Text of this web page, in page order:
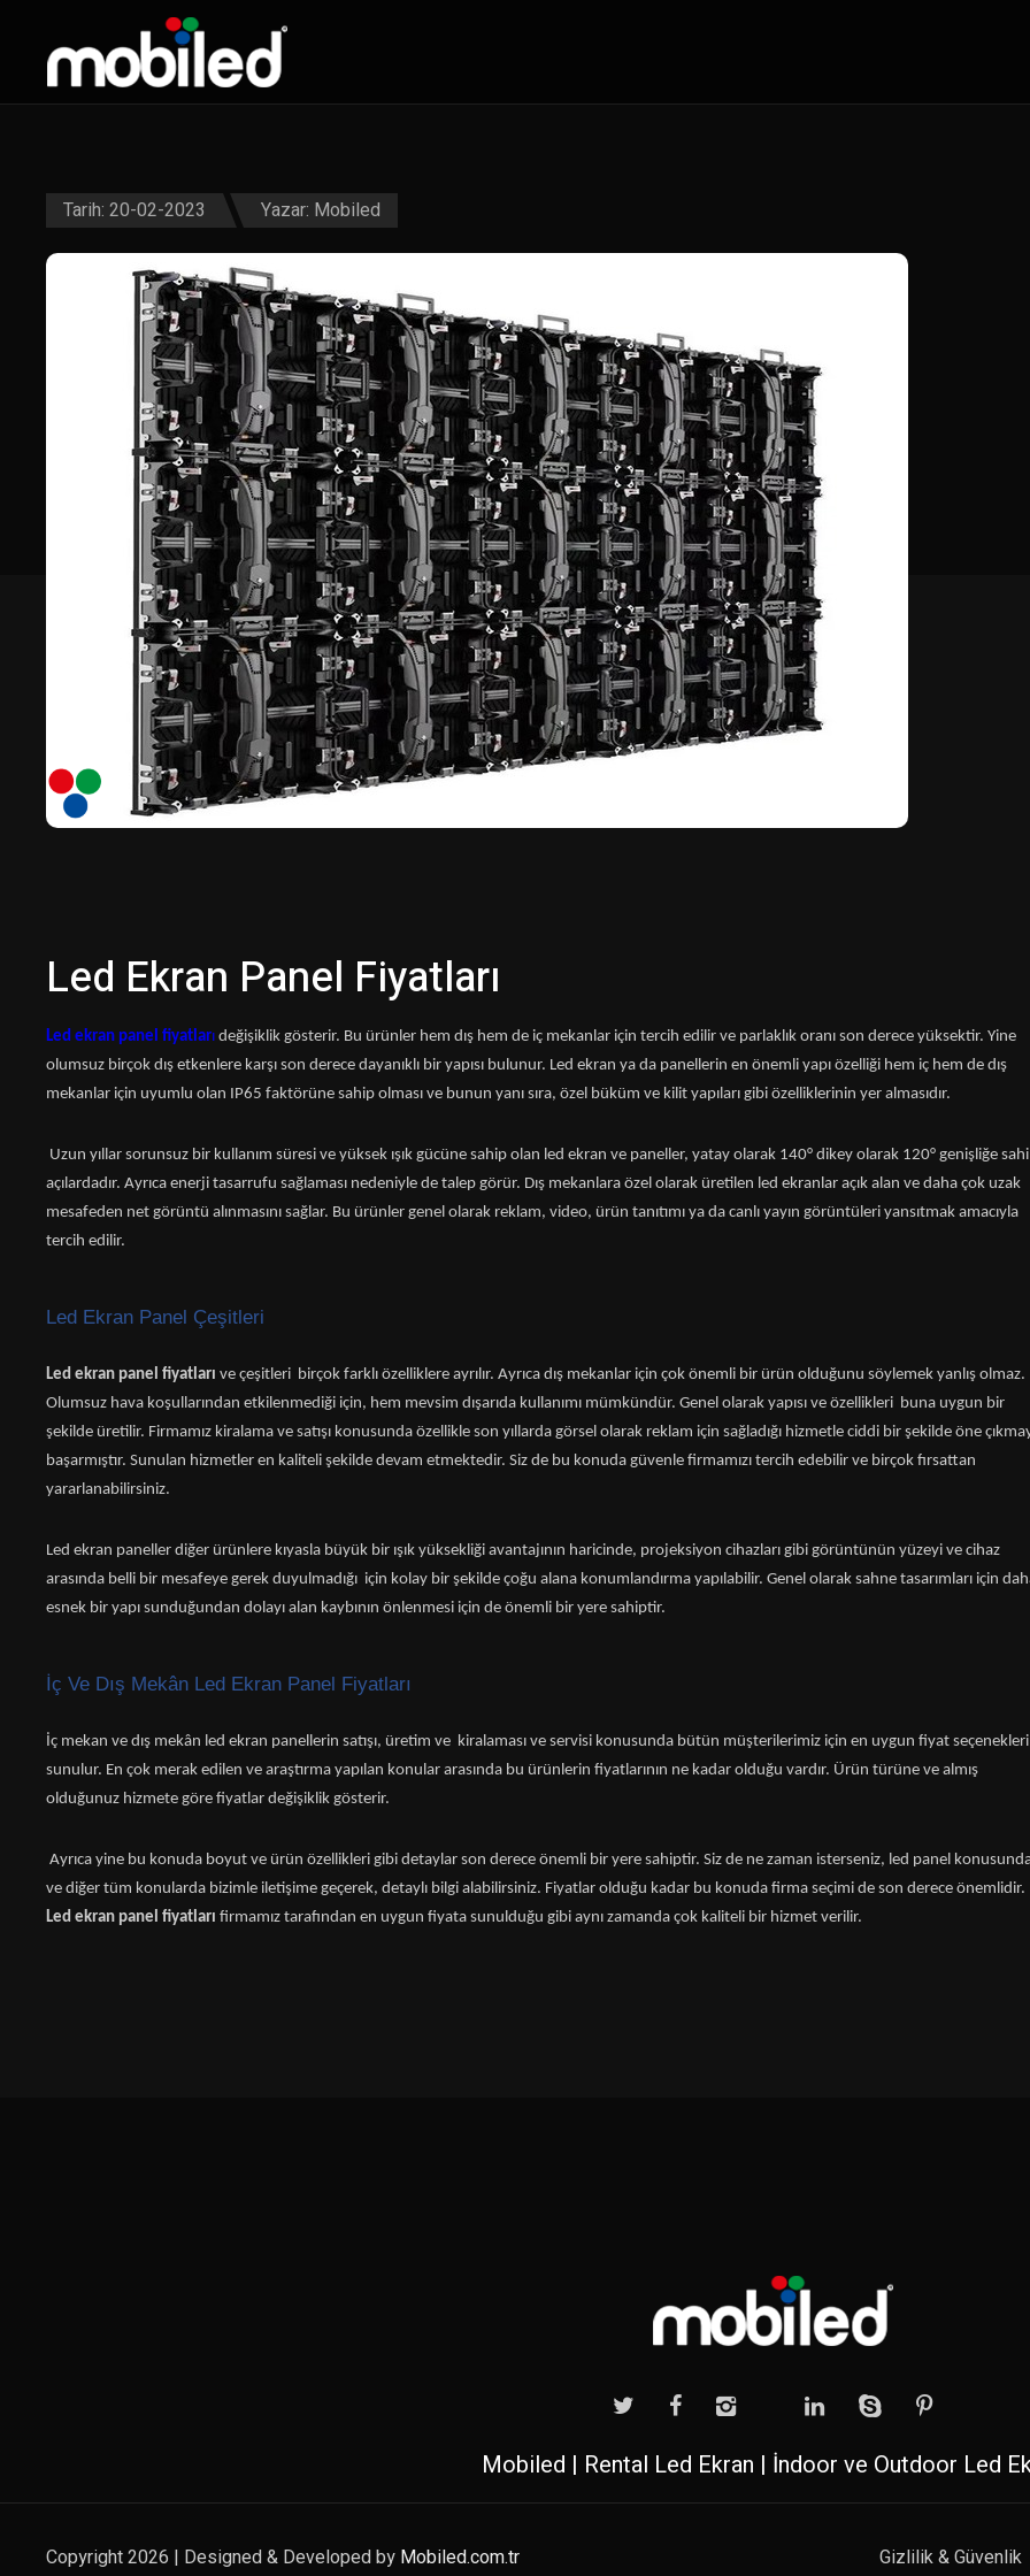
Tarih: 20-02-2023 Yazar: Mobiled
Led Ekran Panel Fiyatları
Led ekran panel fiyatları değişiklik gösterir. Bu ürünler hem dış hem de iç mekanlar için tercih edilir ve parlaklık oranı son derece yüksektir. Yine
olumsuz birçok dış etkenlere karşı son derece dayanıklı bir yapısı bulunur. Led ekran ya da panellerin en önemli yapı özelliği hem iç hem de dış
mekanlar için uyumlu olan IP65 faktörüne sahip olması ve bunun yanı sıra, özel büküm ve kilit yapıları gibi özelliklerinin yer almasıdır.
Uzun yıllar sorunsuz bir kullanım süresi ve yüksek ışık gücüne sahip olan led ekran ve paneller, yatay olarak 140° dikey olarak 120° genişliğe
açılardadır. Ayrıca enerji tasarrufu sağlaması nedeniyle de talep görür. Dış mekanlara özel olarak üretilen led ekranlar açık alan ve daha çok uzak
mesafeden net görüntü alınmasını sağlar. Bu ürünler genel olarak reklam, video, ürün tanıtımı ya da canlı yayın görüntüleri yansıtmak amacıyla
tercih edilir.
Led Ekran Panel Çeşitleri
Led ekran panel fiyatları ve çeşitleri birçok farklı özelliklere ayrılır. Ayrıca dış mekanlar için çok önemli bir ürün olduğunu söylemek yanlış olmaz.
Olumsuz hava koşullarından etkilenmediği için, hem mevsim dışarıda kullanımı mümkündür. Genel olarak yapısı ve özellikleri buna uygun bir
şekilde üretilir. Firmamız kiralama ve satışı konusunda özellikle son yıllarda görsel olarak reklam için sağladığı hizmetle ciddi bir şekilde öne
başarmıştır. Sunulan hizmetler en kaliteli şekilde devam etmektedir. Siz de bu konuda güvenle firmamızı tercih edebilir ve birçok fırsattan
yararlanabilirsiniz.
Led ekran paneller diğer ürünlere kıyasla büyük bir ışık yüksekliği avantajının haricinde, projeksiyon cihazları gibi görüntünün yüzeyi ve cihaz
arasında belli bir mesafeye gerek duyulmadığı için kolay bir şekilde çoğu alana konumlandırma yapılabilir. Genel olarak sahne tasarımları için
esnek bir yapı sunduğundan dolayı alan kaybının önlenmesi için de önemli bir yere sahiptir.
İç Ve Dış Mekân Led Ekran Panel Fiyatları
İç mekan ve dış mekân led ekran panellerin satışı, üretim ve kiralaması ve servisi konusunda bütün müşterilerimiz için en uygun fiyat seçenekleri
sunulur. En çok merak edilen ve araştırma yapılan konular arasında bu ürünlerin fiyatlarının ne kadar olduğu vardır. Ürün türüne ve almış
olduğunuz hizmete göre fiyatlar değişiklik gösterir.
Ayrıca yine bu konuda boyut ve ürün özellikleri gibi detaylar son derece önemli bir yere sahiptir. Siz de ne zaman isterseniz, led panel
ve diğer tüm konularda bizimle iletişime geçerek, detaylı bilgi alabilirsiniz. Fiyatlar olduğu kadar bu konuda firma seçimi de son derece önemlidir.
Led ekran panel fiyatları firmamız tarafından en uygun fiyata sunulduğu gibi aynı zamanda çok kaliteli bir hizmet verilir.
Mobiled | Rental Led Ekran | İndoor ve Outdoor Led
Copyright 2026 | Designed & Developed by Mobiled.com.tr Gizlilik & Güvenlik